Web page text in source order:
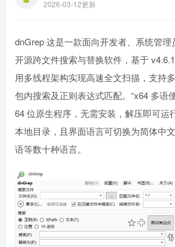
2026-03-12更新
dnGrep 这是一款面向开发者、系统管
开源跨文件搜索与替换软件，基于
用多线程架构实现高速全文扫描，支持
包内搜索及正则表达式匹配。“x64 多语
64 位原生程序，无需安装，解压即可运
本地目录，且界面语言可切换为简体中
语等数十种语言。